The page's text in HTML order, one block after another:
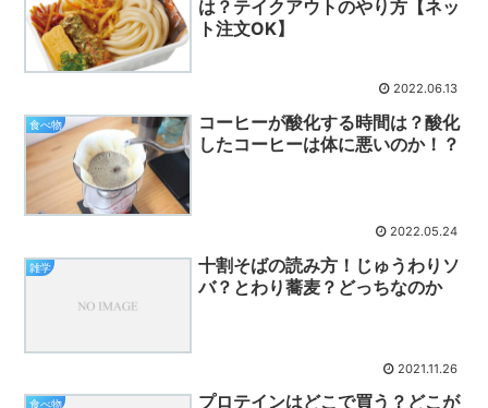
は？テイクアウトのやり方【ネッ
ト注文OK】
2022.06.13
食べ物
コーヒーが酸化する時間は？酸化
したコーヒーは体に悪いのか！？
2022.05.24
雑学
十割そばの読み方！じゅうわりソ
バ？とわり蕎麦？どっちなのか
2021.11.26
食べ物
プロテインはどこで買う？どこが